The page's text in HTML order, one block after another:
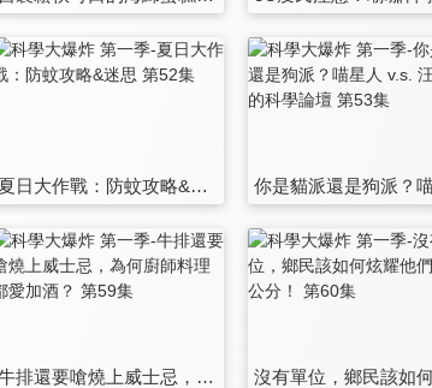
夏日大作戰：防蚊攻略&迷思 第52集
牛排還要嗆燒上威士忌，為何廚師料理都愛加酒？ 第59集